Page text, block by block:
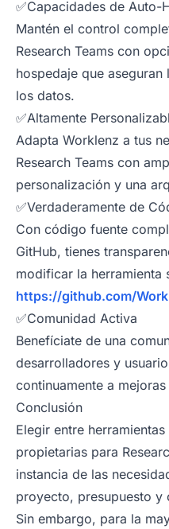
✅Capacidades de Auto-
Mantén el control
Research Teams con
hospedaje que
los datos.
✅Altamente
Adapta Worklenz a tus
Research Teams con
personalización y una
✅Verdaderamente de
Con código fuente
GitHub, tienes
modificar la herramienta
https://github.com/
✅Comunidad Activa
Benefíciate de una
desarrolladores y
continuamente a
Conclusión
Elegir entre
propietarias para
instancia de las
proyecto, presupuesto
Sin embargo, para la